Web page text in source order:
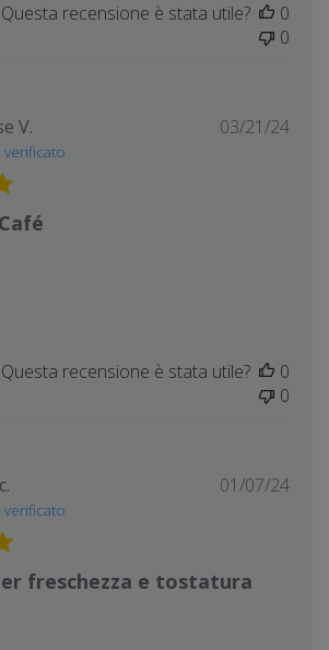
Questa recensione è stata utile?
0
0
V.
Data
03/21/24
Questa recensione è stata utile?
0
0
freschezza e tostatura
Data
01/07/24